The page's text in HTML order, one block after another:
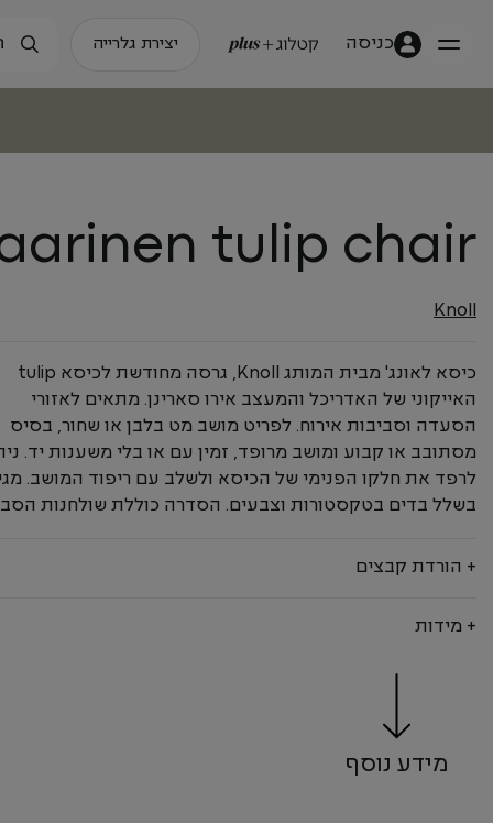
כניסה יצירת גלרייה
tulip chair
Knoll
כיסא לאונג' מבית המותג Knoll, גרסה מחודשת לכיסא tulip
האייקוני של האדריכל והמעצב אירו סארינן. מתאים לאזורי
הסעדה וסביבות אירוח. לפריט מושב מט בלבן או שחור, בסיס
מסתובב או קבוע ומושב מרופד, זמין עם או בלי משענות יד.
לרפד את חלקו הפנימי של הכיסא ולשלב עם ריפוד המושב.
בשלל בדים בטקסטורות וצבעים. הסדרה כוללת שולחנות
+ הורדת קבצים
+ מידות
מידע נוסף